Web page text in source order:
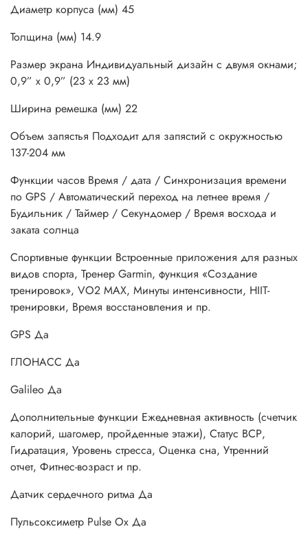
Диаметр корпуса (мм) 45
Толщина (мм) 14.9
Размер экрана Индивидуальный дизайн с двумя окнами;
0,9” x 0,9” (23 x 23 мм)
Ширина ремешка (мм) 22
Объем запястья Подходит для запястий с окружностью
137-204 мм
Функции часов Время / дата / Синхронизация времени
по GPS / Автоматический переход на летнее время /
Будильник / Таймер / Секундомер / Время восхода и
заката солнца
Спортивные функции Встроенные приложения для разных
видов спорта, Тренер Garmin, функция «Создание
тренировок», VO2 MAX, Минуты интенсивности, HIIT-
тренировки, Время восстановления и пр.
GPS Да
ГЛОНАСС Да
Galileo Да
Дополнительные функции Ежедневная активность (счетчик
калорий, шагомер, пройденные этажи), Статус ВСР,
Гидратация, Уровень стресса, Оценка сна, Утренний
отчет, Фитнес-возраст и пр.
Датчик сердечного ритма Да
Пульсоксиметр Pulse Ox Да